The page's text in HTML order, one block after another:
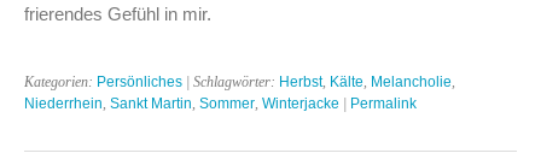
frierendes Gefühl in mir.
Kategorien: Persönliches | Schlagwörter: Herbst, Kälte Melancholie
Niederrhein Sankt Martin Sommer Winterjacke | Permalink